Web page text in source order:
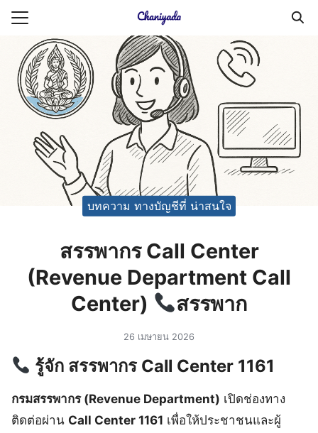
Skip
content
ยความเป็นส่วนตัว
ญชี (Accounting service)
ญชี (Accounting
Search
for:
บทความ ทางบัญชีที่ น่าสนใจ
สรรพากร Call Center
(Revenue Department Call
Center)
สรรพาก
26 เมษายน 2026
รู้จัก สรรพากร Call Center 1161
กรมสรรพากร (Revenue Department) เปิดช่องทาง
ติดต่อผ่าน Call Center 1161 เพื่อให้ประชาชนและผู้